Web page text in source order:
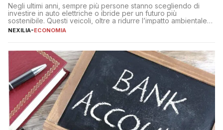
Negli ultimi anni, sempre più persone stanno scegliendo di
investire in auto elettriche o ibride per un futuro più
sostenibile. Questi veicoli, oltre a ridurre l’impatto ambientale,
offrono vantaggi economici a lungo termine, come minori costi
fare se non […]
NEXILIA-ECONOMIA